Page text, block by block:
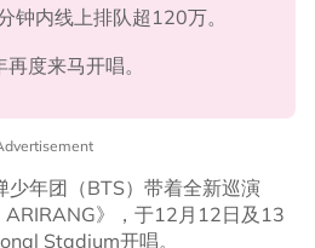
钟内线上排队超120万。
度来马开唱。
年团（BTS）带着全新巡演
ARIRANG》，于12月12日及13
Stadium开唱。